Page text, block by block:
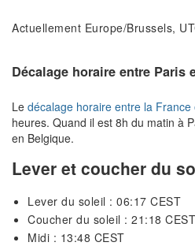
Actuellement Europe/Brussels,
Décalage horaire entre Paris
Le décalage horaire entre la France
heures. Quand il est 8h du matin à
en Belgique.
Lever et coucher du
Lever du soleil : 06:17 CEST
Coucher du soleil : 21:18 CEST
Midi : 13:48 CEST